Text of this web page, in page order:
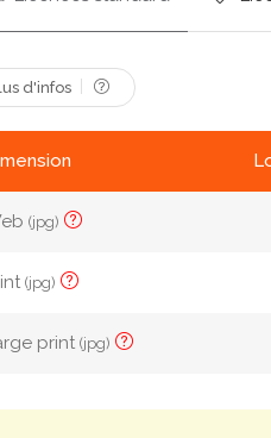
d'infos
(jpg)
(jpg)
print(jpg)